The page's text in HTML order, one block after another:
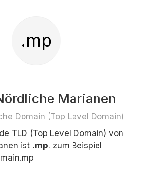
.mp
Marianen
Domain (Top Level Domain)
TLD (Top Level Domain) von
ist .mp, zum Beispiel